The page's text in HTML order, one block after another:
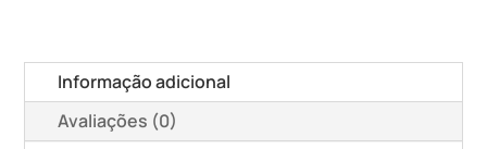
Informação adicional
Avaliações (0)